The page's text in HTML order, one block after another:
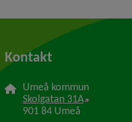
Kontakt
Umeå kommun
Skolgatan 31A Länk till
901 84 Umeå